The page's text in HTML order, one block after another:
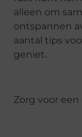
alleen om
ontspannen
aantal tips
geniet.
Zorg voor